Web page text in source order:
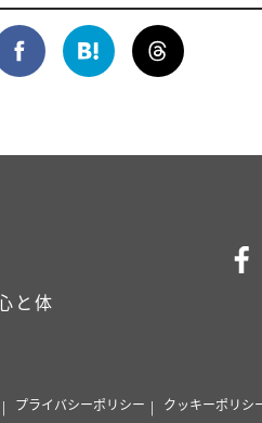
と体
プライバシーポリシー クッキーポリシ